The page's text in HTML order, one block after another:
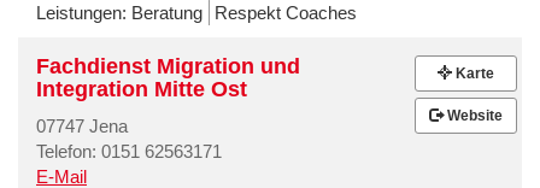
Leistungen: Beratung Respekt Coaches
Fachdienst Migration und
Integration Mitte Ost
07747 Jena
Telefon: 0151 62563171
E-Mail
Karte
Website